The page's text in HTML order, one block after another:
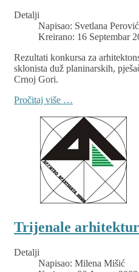
Detalji
Napisao: Svetlana Perović
Kreirano: 16 Septembar
Rezultati konkursa za
sklonista duž planinarskih,
Crnoj Gori.
Pročitaj više …
Trijenale
Detalji
Napisao: Milena Mišić